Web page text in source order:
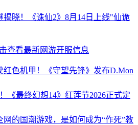
揭晓！《诛仙2》8月14日上线"仙诡
查看最新网游开服信息
红色机甲！《守望先锋》发布D.Mon
《最终幻想14》红莲节2026正式定
网的国潮游戏，是如何成为“作死”教